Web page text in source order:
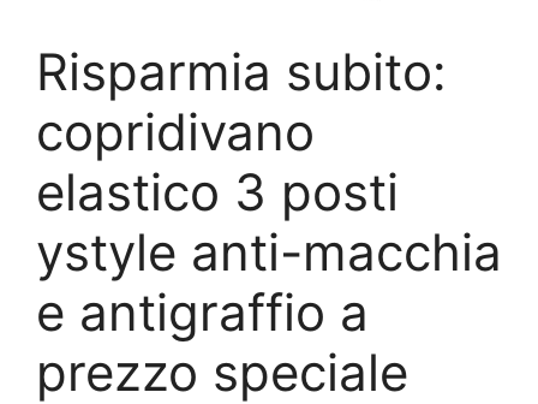
Risparmia subito:
copridivano
elastico 3 posti
ystyle anti-macchia
e antigraffio a
prezzo speciale